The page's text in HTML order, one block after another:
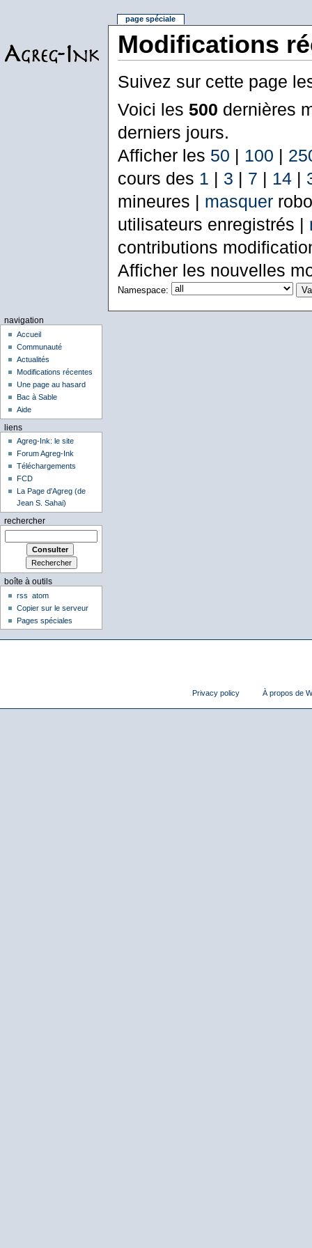
Modifications
Suivez sur cette page
Voici les 500 dernières
derniers jours.
Afficher les 50 | 100 |
cours des 1 | 3 | 7 | 14|
mineures | masquer
utilisateurs enregistrés |
contributions
Afficher les nouvelles
Namespace:
page spéciale
navigation
Accueil
Communauté
Actualités
Modifications récentes
Une page au hasard
Bac à Sable
Aide
liens
Agreg-Ink: le site
Forum Agreg-Ink
Téléchargements
FCD
La Page d'Agreg (de
Jean S. Sahai)
rechercher
boîte à outils
rss
atom
Copier sur le serveur
Pages spéciales
Privacy policy À propos de